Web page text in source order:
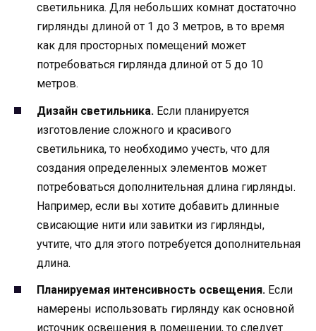
светильника. Для небольших комнат достаточно
гирлянды длиной от 1 до 3 метров, в то время
как для просторных помещений может
потребоваться гирлянда длиной от 5 до 10
метров.
Дизайн светильника. Если планируется
изготовление сложного и красивого
светильника, то необходимо учесть, что для
создания определенных элементов может
потребоваться дополнительная длина гирлянды.
Например, если вы хотите добавить длинные
свисающие нити или завитки из гирлянды,
учтите, что для этого потребуется дополнительная
длина.
Планируемая интенсивность освещения. Если
намерены использовать гирлянду как основной
источник освещения в помещении, то следует